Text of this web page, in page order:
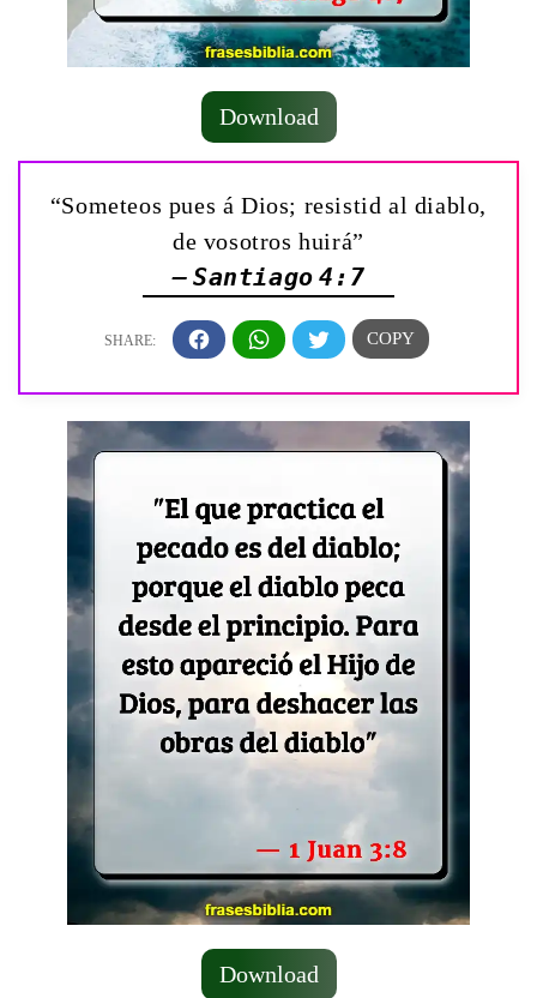
Download
“Someteos pues á Dios; resistid al diablo,
de vosotros huirá”
— Santiago 4:7
Download